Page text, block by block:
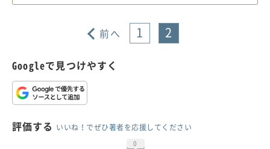
前へ 1 2
Googleで見つけやすく
評価する いいね！でぜひ著者を応援してください
0